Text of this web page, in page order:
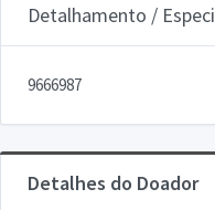
Detalhamento /
9666987
Detalhes do Doador